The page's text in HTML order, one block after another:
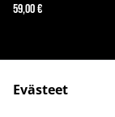
59,00 €
Evästeet